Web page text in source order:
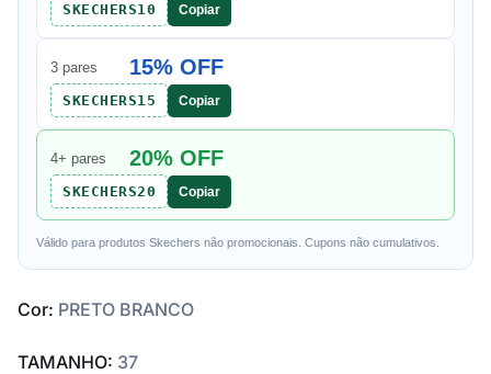
SKECHERS10 Copiar
3 pares 15% OFF
SKECHERS15 Copiar
4+ pares 20% OFF
SKECHERS20 Copiar
Válido para produtos Skechers não promocionais. Cupons não cumulativos.
Cor: PRETO BRANCO
TAMANHO: 37